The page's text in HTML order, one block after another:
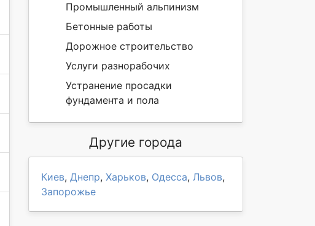
Промышленный альпинизм
Бетонные работы
Дорожное строительство
Услуги разнорабочих
Устранение просадки
фундамента и пола
Другие города
Киев, Днепр, Харьков, Одесса, Львов,
Запорожье